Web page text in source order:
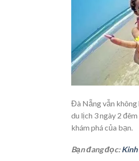
Đà Nẵng vẫn không
du lịch 3 ngày 2
khám phá của bạn.
Bạn đang đọc: